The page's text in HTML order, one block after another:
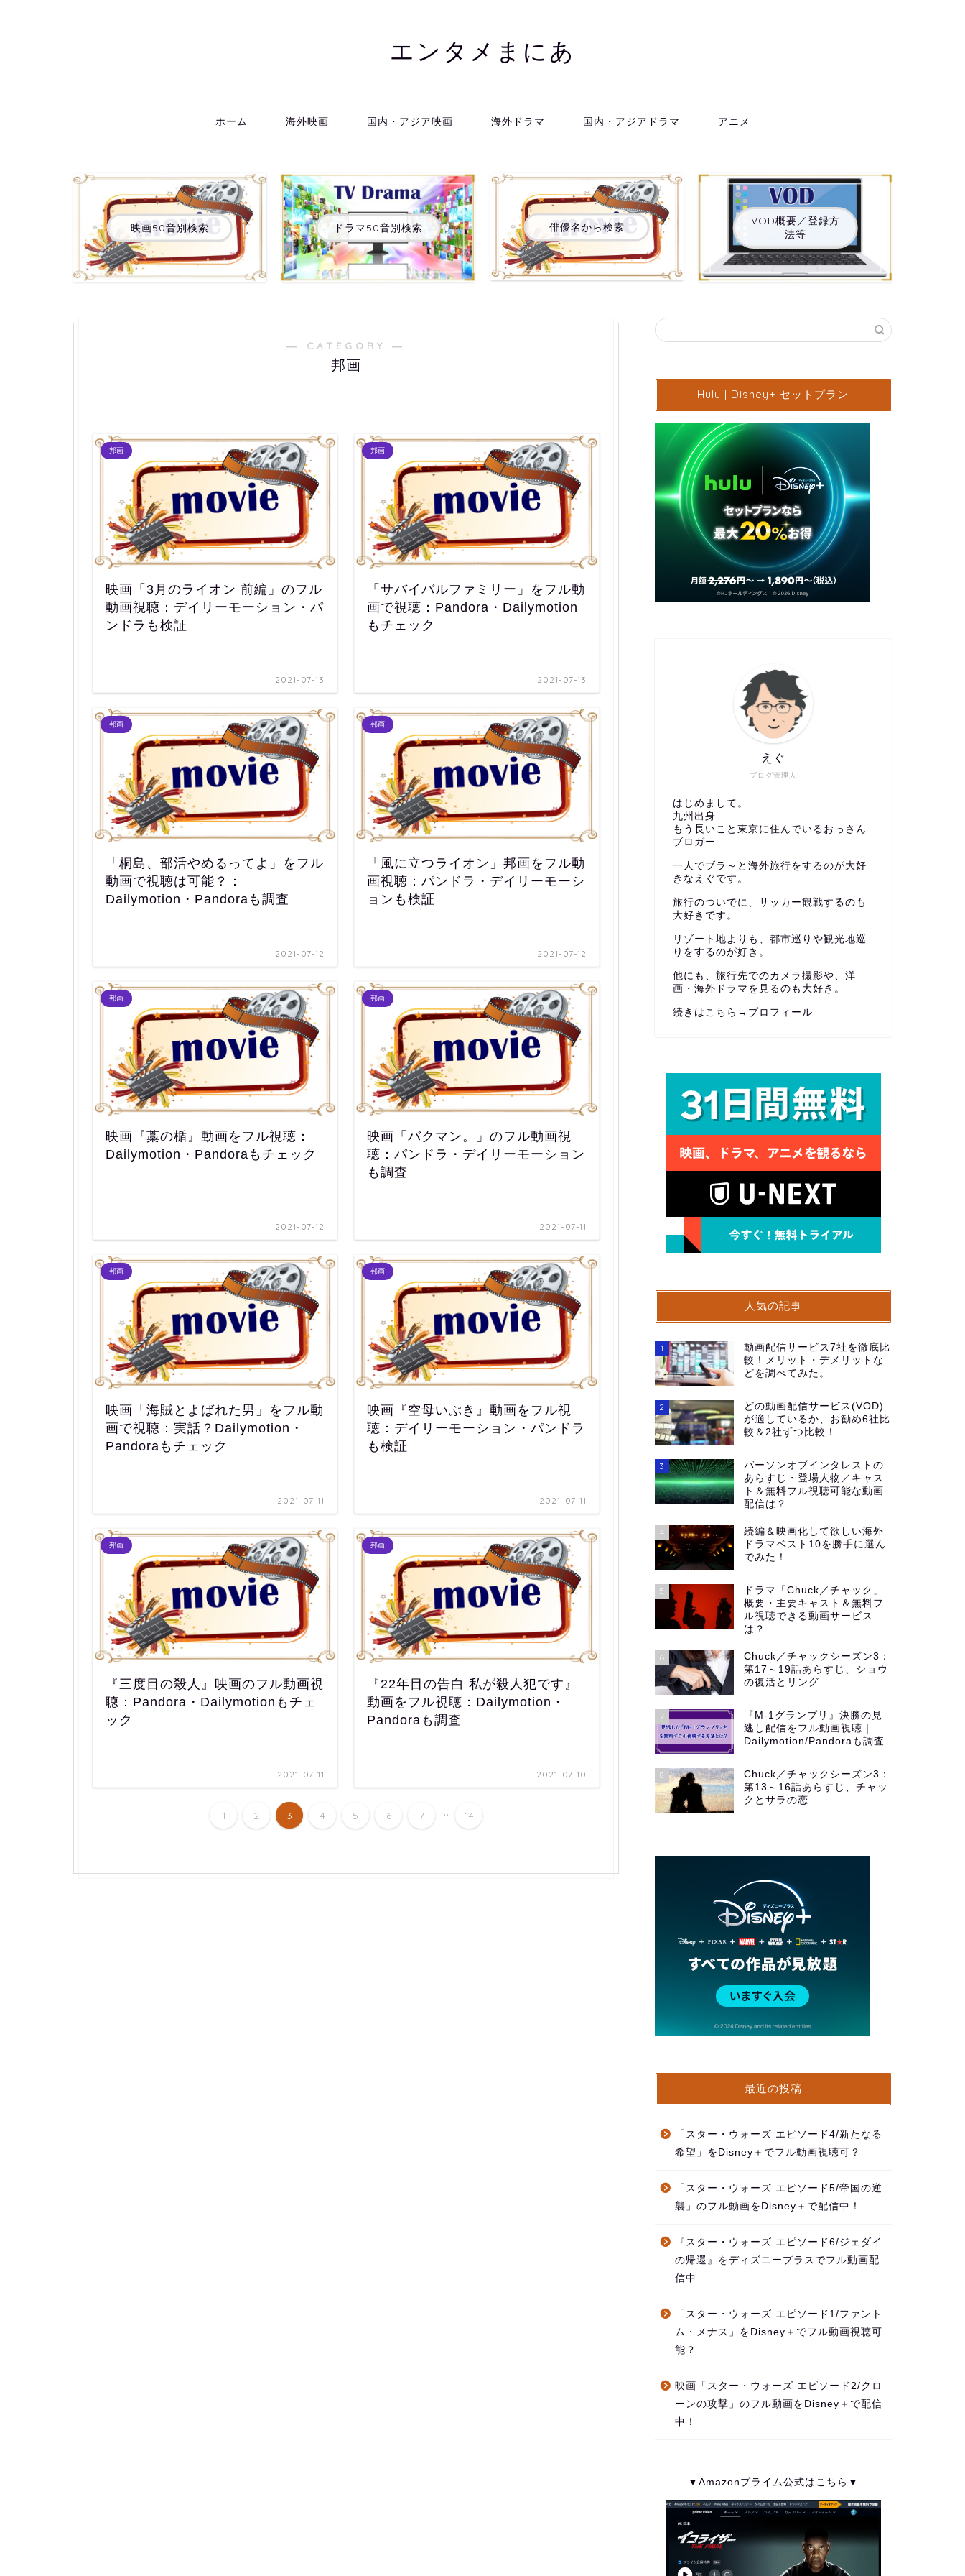
エンタメまにあ
ホーム 海外映画 国内・アジア映画 海外ドラマ 国内・アジアドラマ アニメ
映画50音別検索 ドラマ50音別検索 俳優名から検索
VOD概要／登録方
法等
― CATEGORY ―
邦画
邦画
映画「3月のライオン 前編」のフル
動画視聴：デイリーモーション・パ
ンドラも検証
2021-07-13
邦画
「サバイバルファミリー」をフル動
画で視聴：Pandora・Dailymotion
もチェック
2021-07-13
邦画
「桐島、部活やめるってよ」をフル
動画で視聴は可能？：
Dailymotion・Pandoraも調査
2021-07-12
邦画
「風に立つライオン」邦画をフル動
画視聴：パンドラ・デイリーモーシ
ョンも検証
2021-07-12
邦画
映画『藁の楯』動画をフル視聴：
Dailymotion・Pandoraもチェック
2021-07-12
邦画
映画「バクマン。」のフル動画視
聴：パンドラ・デイリーモーション
も調査
2021-07-11
邦画
映画「海賊とよばれた男」をフル動
画で視聴：実話？Dailymotion・
Pandoraもチェック
2021-07-11
邦画
映画『空母いぶき』動画をフル視
聴：デイリーモーション・パンドラ
も検証
2021-07-11
邦画
『三度目の殺人』映画のフル動画視
聴：Pandora・Dailymotionもチェ
ック
2021-07-11
邦画
『22年目の告白 私が殺人犯です』
動画をフル視聴：Dailymotion・
Pandoraも調査
2021-07-10
1 2 3 4 5 6 7 ... 14
Hulu | Disney+ セットプラン
ブログ管理人
えぐ
はじめまして。
九州出身
もう長いこと東京に住んでいるおっさん
ブロガー
一人でブラ～と海外旅行をするのが大好
きなえぐです。
旅行のついでに、サッカー観戦するのも
大好きです。
リゾート地よりも、都市巡りや観光地巡
りをするのが好き。
他にも、旅行先でのカメラ撮影や、洋
画・海外ドラマを見るのも大好き。
続きはこちら→ プロフィール
人気の記事
1
動画配信サービス7社を徹底比
較！メリット・デメリットな
どを調べてみた。
2
どの動画配信サービス(VOD)
が適しているか、お勧め6社比
較＆2社ずつ比較！
3
パーソンオブインタレストの
あらすじ・登場人物／キャス
ト＆無料フル視聴可能な動画
配信は？
4
続編＆映画化して欲しい海外
ドラマベスト10を勝手に選ん
でみた！
5
ドラマ「Chuck／チャック」
概要・主要キャスト＆無料フ
ル視聴できる動画サービス
は？
6
Chuck／チャックシーズン3：
第17～19話あらすじ、ショウ
の復活とリング
7
『M-1グランプリ』決勝の見
逃し配信をフル動画視聴｜
Dailymotion/Pandoraも調査
8
Chuck／チャックシーズン3：
第13～16話あらすじ、チャッ
クとサラの恋
最近の投稿
「スター・ウォーズ エピソード4/新たなる
希望」をDisney＋でフル動画視聴可？
「スター・ウォーズ エピソード5/帝国の逆
襲」のフル動画をDisney＋で配信中！
『スター・ウォーズ エピソード6/ジェダイ
の帰還』をディズニープラスでフル動画配
信中
「スター・ウォーズ エピソード1/ファント
ム・メナス」をDisney＋でフル動画視聴可
能？
映画「スター・ウォーズ エピソード2/クロ
ーンの攻撃」のフル動画をDisney＋で配信
中！
▼Amazonプライム公式はこちら▼